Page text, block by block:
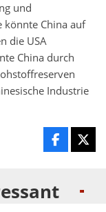
und
könnte China auf
die USA
China durch
Industrie